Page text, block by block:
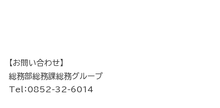
【お問い合わせ】
総務部総務課総務グループ
Tel：0852-32-6014